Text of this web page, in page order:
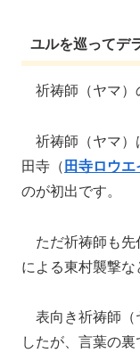
ユルを巡ってデ
祈祷師（ヤマ）
祈祷師（ヤマ
田寺（田寺ロウエ
のが初出です。
ただ祈祷師も
による東村襲撃な
表向き祈祷師
したが、言葉の